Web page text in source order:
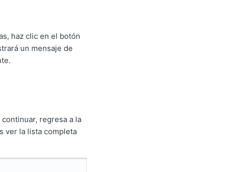
haz clic en el botón
un mensaje de
regresa a la
ver la lista completa